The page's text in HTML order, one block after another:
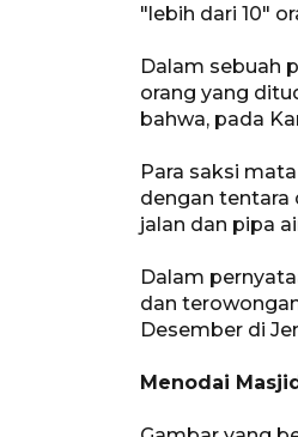
"lebih dari 10"
Dalam sebuah
orang yang
bahwa, pada
Para saksi
dengan tentara
jalan dan pipa
Dalam
dan
Desember di
Menodai